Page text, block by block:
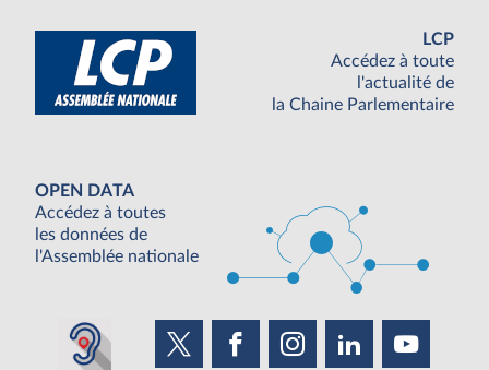
LCP
Accédez à toute
l'actualité de
la Chaine Parlementaire
OPEN DATA
Accédez à toutes
les données de
l'Assemblée nationale